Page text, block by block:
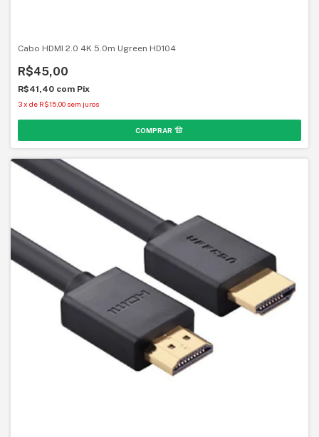
Cabo HDMI 2.0 4K 5.0m Ugreen HD104
R$45,00
R$41,40 com Pix
3x de R$15,00 sem juros